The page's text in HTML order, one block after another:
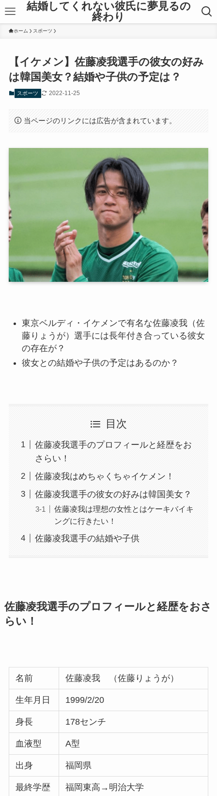
結婚してくれない彼氏に夢見るの
終わり
ホーム スポーツ
【イケメン】佐藤凌我選手の彼女の好み
は韓国美女？結婚や子供の予定は？
スポーツ 2022-11-25
当ページのリンクには広告が含まれています。
東京ベルディ・イケメンで有名な佐藤凌我（佐
藤りょうが）選手には長年付き合っている彼女
の存在が？
彼女との結婚や子供の予定はあるのか？
目次
佐藤凌我選手のプロフィールと経歴をお
さらい！
佐藤凌我はめちゃくちゃイケメン！
佐藤凌我選手の彼女の好みは韓国美女？
佐藤凌我は理想の女性とはケーキバイキ
ングに行きたい！
佐藤凌我選手の結婚や子供
佐藤凌我選手のプロフィールと経歴をおさ
らい！
名前 佐藤凌我 （佐藤りょうが）
生年月日 1999/2/20
身長 178センチ
血液型 A型
出身 福岡県
最終学歴 福岡東高→明治大学